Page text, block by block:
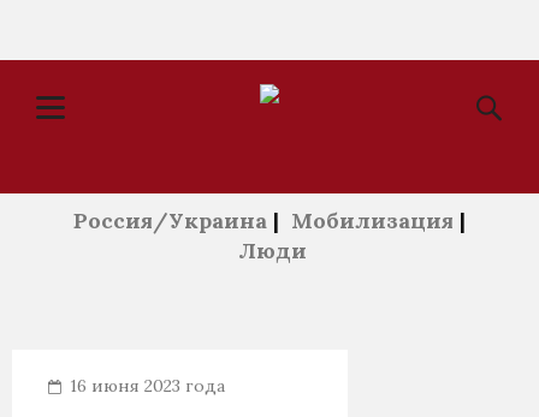
Россия/Украина | Мобилизация |
Люди
16 июня 2023 года